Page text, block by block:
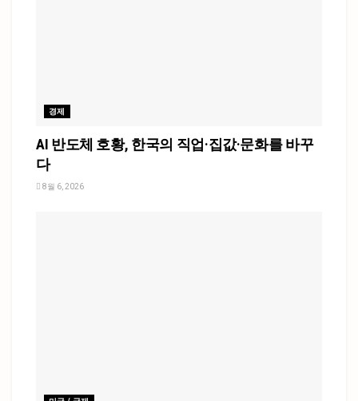
경제
AI 반도체 호황, 한국의 직업·집값·문화를 바꾸
다
8월 6, 2026